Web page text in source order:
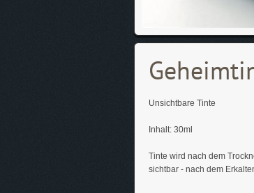
Unsichtbare Tinte
Inhalt: 30ml
Tinte wird nach dem
sichtbar - nach dem